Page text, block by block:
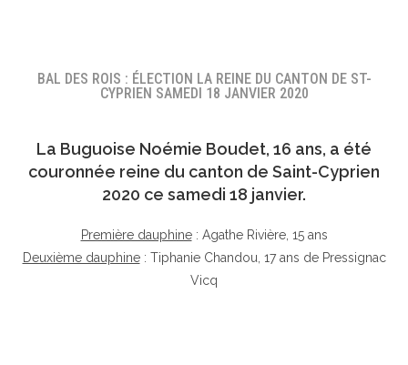
BAL DES ROIS : ÉLECTION LA REINE DU CANTON DE ST-
CYPRIEN SAMEDI 18 JANVIER 2020
La Buguoise Noémie Boudet, 16 ans, a été
couronnée reine du canton de Saint-Cyprien
2020 ce samedi 18 janvier.
Première dauphine: Agathe Rivière, 15 ans
Deuxième dauphine: Tiphanie Chandou, 17 ans de Pressignac
Vicq